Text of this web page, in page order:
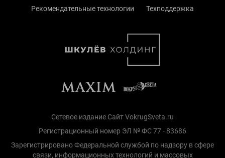
Рекомендательные технологии
Техподдержка
Сетевое издание Сайт VokrugSveta.ru
Регистрационный номер ЭЛ № ФС 77 - 83686
Зарегистрировано Федеральной службой по надзору в сфере
связи, информационных технологий и массовых